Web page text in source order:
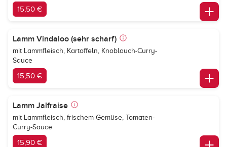
15,50 €
Lamm Vindaloo (sehr scharf)
mit Lammfleisch, Kartoffeln, Knoblauch-Curry-
Sauce
15,50 €
Lamm Jalfraise
mit Lammfleisch, frischem Gemüse, Tomaten-
Curry-Sauce
15,90 €